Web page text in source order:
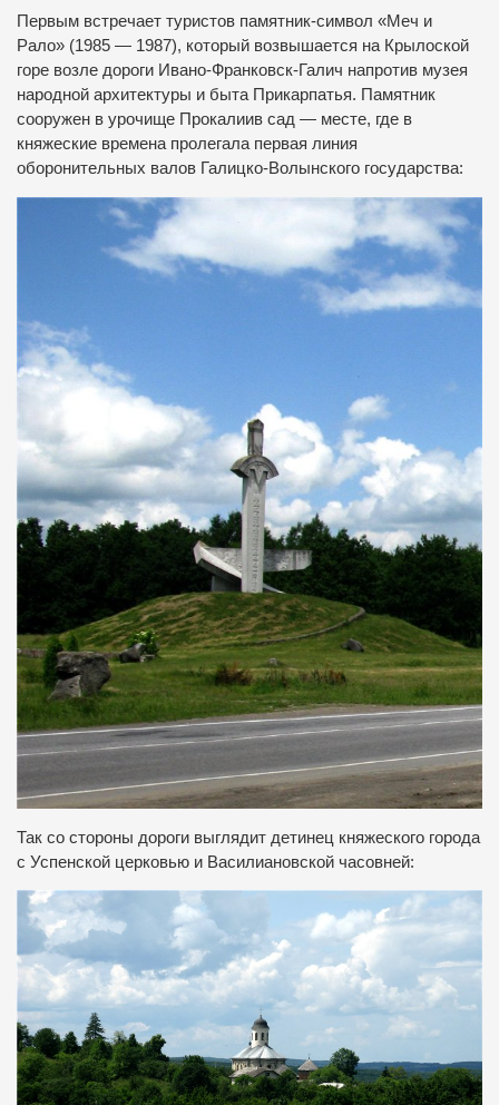
Первым встречает туристов памятник-символ «Меч и
Рало» (1985 — 1987), который возвышается на Крылоской
горе возле дороги Ивано-Франковск-Галич напротив музея
народной архитектуры и быта Прикарпатья. Памятник
сооружен в урочище Прокалиив сад — месте, где в
княжеские времена пролегала первая линия
оборонительных валов Галицко-Волынского государства:
Так со стороны дороги выглядит детинец княжеского города
с Успенской церковью и Василиановской часовней: